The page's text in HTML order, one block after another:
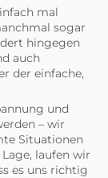
mal
sogar
hingegen
auch
der einfache,
und
– wir
Situationen
laufen wir
es uns richtig